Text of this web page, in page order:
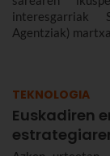
interesgarriak
Agentziak)
TEKNOLOGIA
Euskadiren